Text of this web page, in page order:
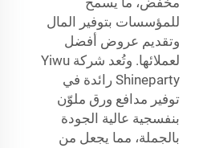
للمؤسسات بتوفير المال
وتقديم عروض أفضل
لعملائها. وتُعد شركة Yiwu
Shineparty رائدة في
توفير مدافع ورق ملوّن
بنفسجية عالية الجودة
بالجملة، مما يجعل من